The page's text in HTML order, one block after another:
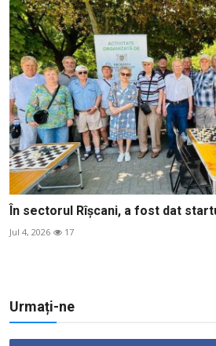
În sectorul Rîșcani, a fost dat
Jul 4, 2026 17
Urmați-ne